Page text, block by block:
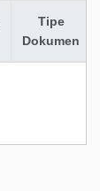
Tipe
Dokumen